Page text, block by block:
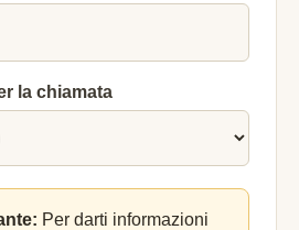
la chiamata
Per darti informazioni